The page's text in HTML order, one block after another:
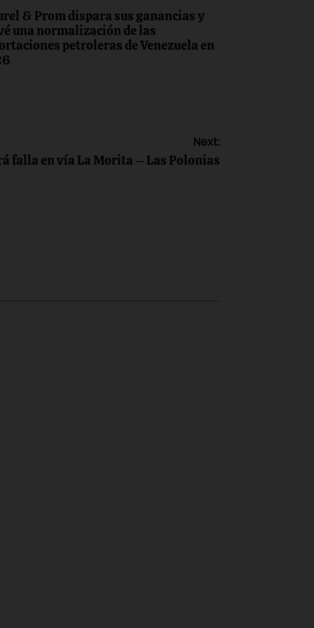
& Prom dispara sus ganancias y
una normalización de las
petroleras de Venezuela en
Next:
falla en vía La Morita – Las Polonias